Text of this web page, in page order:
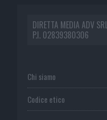
DIRETTA MEDIA ADV SRL
P.I. 02839380306
Chi siamo
Codice etico